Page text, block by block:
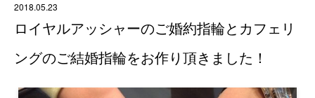
2018.05.23
ロイヤルアッシャーのご婚約指輪とカフェリ
ングのご結婚指輪をお作り頂きました！